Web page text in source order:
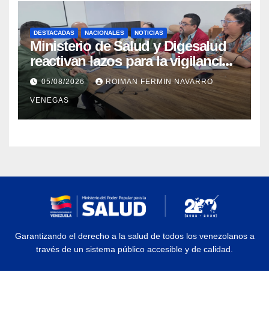
DESTACADAS NACIONALES NOTICIAS
Ministerio de Salud y Digesalud
reactivan lazos para la vigilancia
epidemiológica y el control de
enfermedades
05/08/2026 ROIMAN FERMIN NAVARRO
VENEGAS
Garantizando el derecho a la salud de todos los venezolanos a
través de un sistema público accesible y de calidad.